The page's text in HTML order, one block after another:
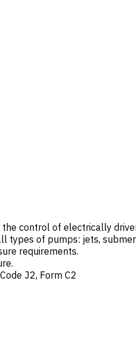
control of electrically
types of pumps: jets,
requirements.
J2, Form C2